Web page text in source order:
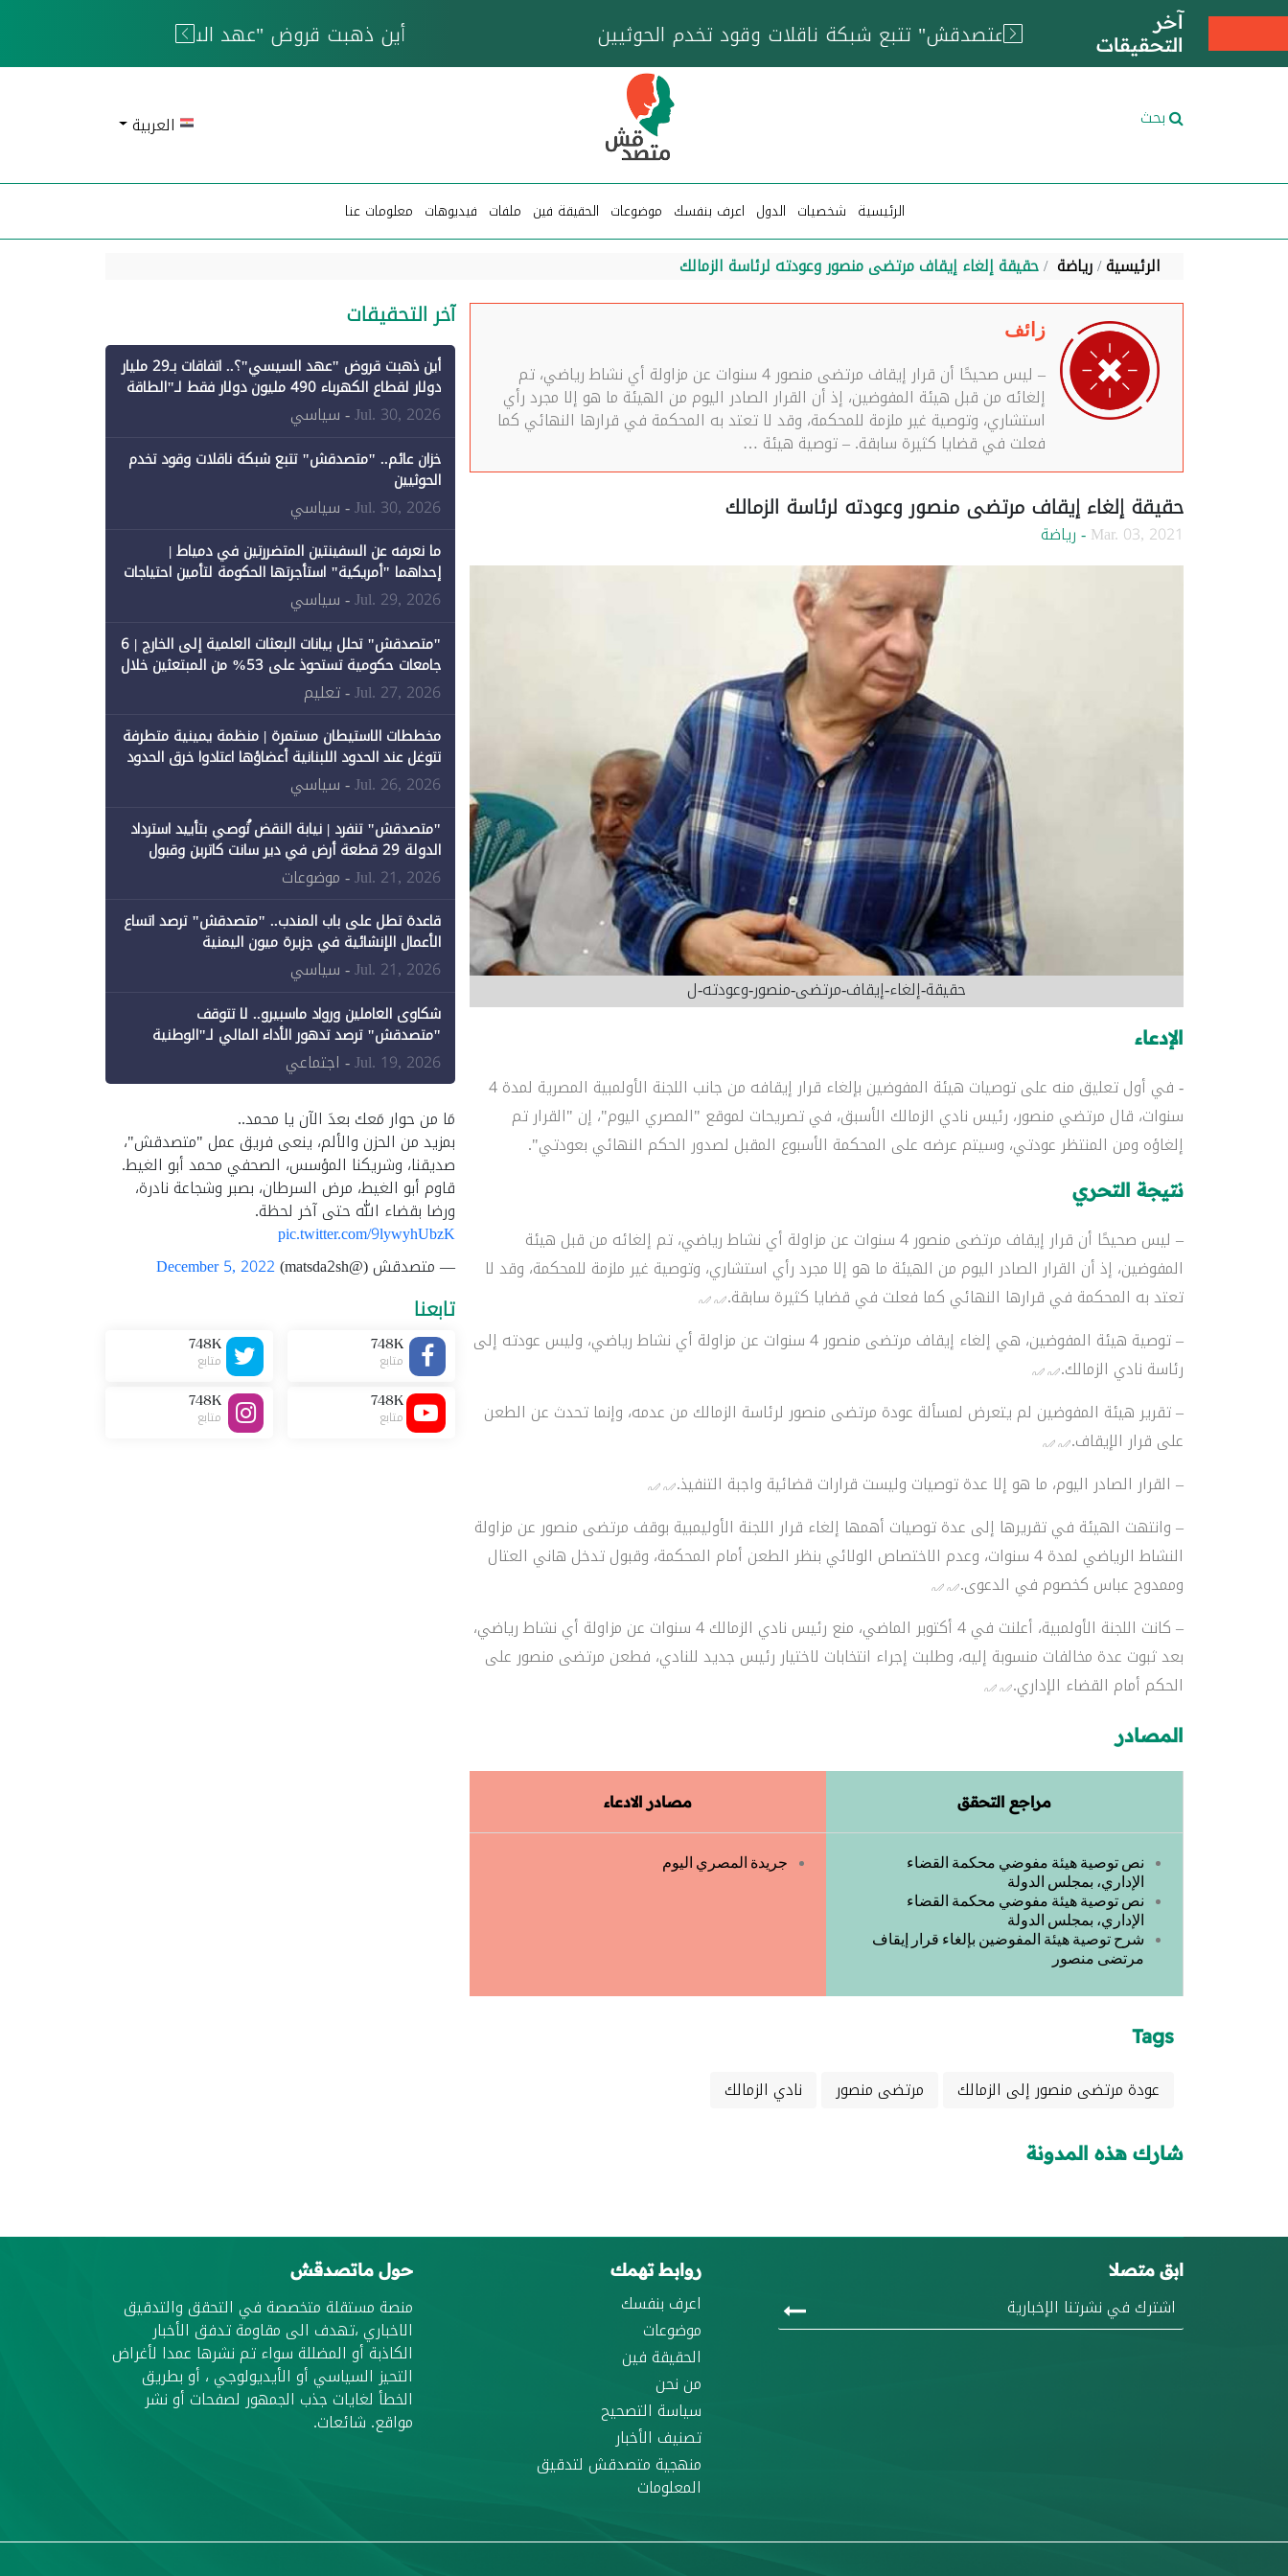
آخر
التحقيقات
خزان عائم.. "متصدقش" تتبع شبكة ناقلات وقود تخدم الحوثيين
بحث العربية
الرئيسية شخصيات الدول اعرف بنفسك موضوعات الحقيقة فين ملفات فيديوهات معلومات عنا
الرئيسية رياضة حقيقة إلغاء إيقاف مرتضى منصور وعودته لرئاسة الزمالك
زائف
– ليس صحيحًا أن قرار إيقاف مرتضى منصور 4 سنوات عن مزاولة أي نشاط رياضي، تم
إلغائه من قبل هيئة المفوضين، إذ أن القرار الصادر اليوم من الهيئة ما هو إلا مجرد رأي
استشاري، وتوصية غير ملزمة للمحكمة، وقد لا تعتد به المحكمة في قرارها النهائي كما
فعلت في قضايا كثيرة سابقة. – توصية هيئة …
حقيقة إلغاء إيقاف مرتضى منصور وعودته لرئاسة الزمالك
Mar. 03, 2021 - رياضة
حقيقة-إلغاء-إيقاف-مرتضى-منصور-وعودته-ل
الإدعاء
- في أول تعليق منه على توصيات هيئة المفوضين بإلغاء قرار إيقافه من جانب اللجنة الأولمبية المصرية لمدة 4
سنوات، قال مرتضي منصور، رئيس نادي الزمالك الأسبق، في تصريحات لموقع "المصري اليوم"، إن "القرار تم
إلغاؤه ومن المنتظر عودتي، وسيتم عرضه على المحكمة الأسبوع المقبل لصدور الحكم النهائي بعودتي".
نتيجة التحري
– ليس صحيحًا أن قرار إيقاف مرتضى منصور 4 سنوات عن مزاولة أي نشاط رياضي، تم إلغائه من قبل هيئة
المفوضين، إذ أن القرار الصادر اليوم من الهيئة ما هو إلا مجرد رأي استشاري، وتوصية غير ملزمة للمحكمة، وقد لا
تعتد به المحكمة في قرارها النهائي كما فعلت في قضايا كثيرة سابقة.
– توصية هيئة المفوضين، هي إلغاء إيقاف مرتضى منصور 4 سنوات عن مزاولة أي نشاط رياضي، وليس عودته إلى
رئاسة نادي الزمالك.
– تقرير هيئة المفوضين لم يتعرض لمسألة عودة مرتضى منصور لرئاسة الزمالك من عدمه، وإنما تحدث عن الطعن
على قرار الإيقاف.
– القرار الصادر اليوم، ما هو إلا عدة توصيات وليست قرارات قضائية واجبة التنفيذ.
– وانتهت الهيئة في تقريرها إلى عدة توصيات أهمها إلغاء قرار اللجنة الأوليمبية بوقف مرتضى منصور عن مزاولة
النشاط الرياضي لمدة 4 سنوات، وعدم الاختصاص الولائي بنظر الطعن أمام المحكمة، وقبول تدخل هاني العتال
وممدوح عباس كخصوم في الدعوى.
– كانت اللجنة الأولمبية، أعلنت في 4 أكتوبر الماضي، منع رئيس نادي الزمالك 4 سنوات عن مزاولة أي نشاط رياضي،
بعد ثبوت عدة مخالفات منسوبة إليه، وطلبت إجراء انتخابات لاختيار رئيس جديد للنادي، فطعن مرتضى منصور على
الحكم أمام القضاء الإداري.
المصادر
مراجع التحقق مصادر الادعاء
نص توصية هيئة مفوضي محكمة القضاء
الإداري، بمجلس الدولة
نص توصية هيئة مفوضي محكمة القضاء
الإداري، بمجلس الدولة
شرح توصية هيئة المفوضين بإلغاء قرار إيقاف
مرتضى منصور
جريدة المصري اليوم
Tags
عودة مرتضى منصور إلى الزمالك مرتضى منصور نادي الزمالك
شارك هذه المدونة
آخر التحقيقات
أين ذهبت قروض "عهد السيسي"؟.. اتفاقات بـ29 مليار
دولار لقطاع الكهرباء 490 مليون دولار فقط لـ"الطاقة
المتجددة" (1)
Jul. 30, 2026- سياسي
خزان عائم.. "متصدقش" تتبع شبكة ناقلات وقود تخدم
الحوثيين
Jul. 30, 2026- سياسي
ما نعرفه عن السفينتين المتضررتين في دمياط |
إحداهما "أمريكية" استأجرتها الحكومة لتأمين احتياجات
الطاقة
Jul. 29, 2026- سياسي
"متصدقش" تحلل بيانات البعثات العلمية إلى الخارج | 6
جامعات حكومية تستحوذ على 53% من المبتعثين خلال
12 عامًا و6 جامعات كان نصيبها 1% فقط
Jul. 27, 2026- تعليم
مخططات الاستيطان مستمرة | منظمة يمينية متطرفة
تتوغل عند الحدود اللبنانية أعضاؤها اعتادوا خرق الحدود
Jul. 26, 2026- سياسي
"متصدقش" تنفرد | نيابة النقض تُوصي بتأييد استرداد
الدولة 29 قطعة أرض في دير سانت كاترين وقبول
طعن الحكومة جزئيًا (1)
Jul. 21, 2026- موضوعات
قاعدة تطل على باب المندب.. "متصدقش" ترصد اتساع
الأعمال الإنشائية في جزيرة ميون اليمنية
Jul. 21, 2026- سياسي
شكاوى العاملين ورواد ماسبيرو.. لا تتوقف
"متصدقش" ترصد تدهور الأداء المالي لـ"الوطنية
للإعلام"
Jul. 19, 2026- اجتماعي
مَا من حوار مَعك بعدَ الآن يا محمد..
بمزيد من الحزن والألم، ينعى فريق عمل "متصدقش"،
صديقنا، وشريكنا المؤسس، الصحفي محمد أبو الغيط.
قاوم أبو الغيط، مرض السرطان، بصبر وشجاعة نادرة،
ورضا بقضاء الله حتى آخر لحظة.
pic.twitter.com/9lywyhUbzK
— متصدقش (@matsda2sh)
December 5, 2022
تابعنا
748K
متابع
748K
متابع
748K
متابع
748K
متابع
ابق متصلا روابط تهمك
اعرف بنفسك
موضوعات
الحقيقة فين
من نحن
سياسة التصحيح
تصنيف الأخبار
منهجية متصدقش لتدقيق
المعلومات
حول ماتصدقش
منصة مستقلة متخصصة في التحقق والتدقيق
الاخباري ،تهدف الى مقاومة تدفق الأخبار
الكاذبة أو المضللة سواء تم نشرها عمدا لأغراض
التحيز السياسي أو الأيديولوجي ، أو بطريق
الخطأ لغايات جذب الجمهور لصفحات أو نشر
مواقع. شائعات.